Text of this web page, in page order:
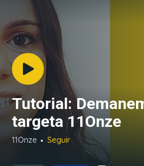
Tutorial:
targeta 11Onze
11Onze Seguir